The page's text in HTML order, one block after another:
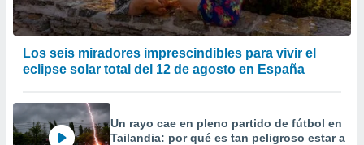
Los seis miradores imprescindibles para vivir el
eclipse solar total del 12 de agosto en España
Un rayo cae en pleno partido de fútbol en
Tailandia: por qué es tan peligroso estar a